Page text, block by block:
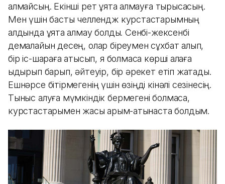
алмайсың. Екінші рет ұятқа қалмауға тырысасың.
Мен үшін басты челлендж курстастарымның
алдында ұятқа қалмау болды. Сенбі-жексенбі
демалайын десең, олар біреумен сұхбат алып,
бір іс-шараға қатысып, я болмаса көрші қалаға
қыдырып барып, әйтеуір, бір әрекет етіп жатады.
Ешнәрсе бітірмегенің үшін өзіңді кінәлі сезінесің.
Тыныс алуға мүмкіндік бермегені болмаса,
курстастарымен жақсы қарым-қатынаста болдым.